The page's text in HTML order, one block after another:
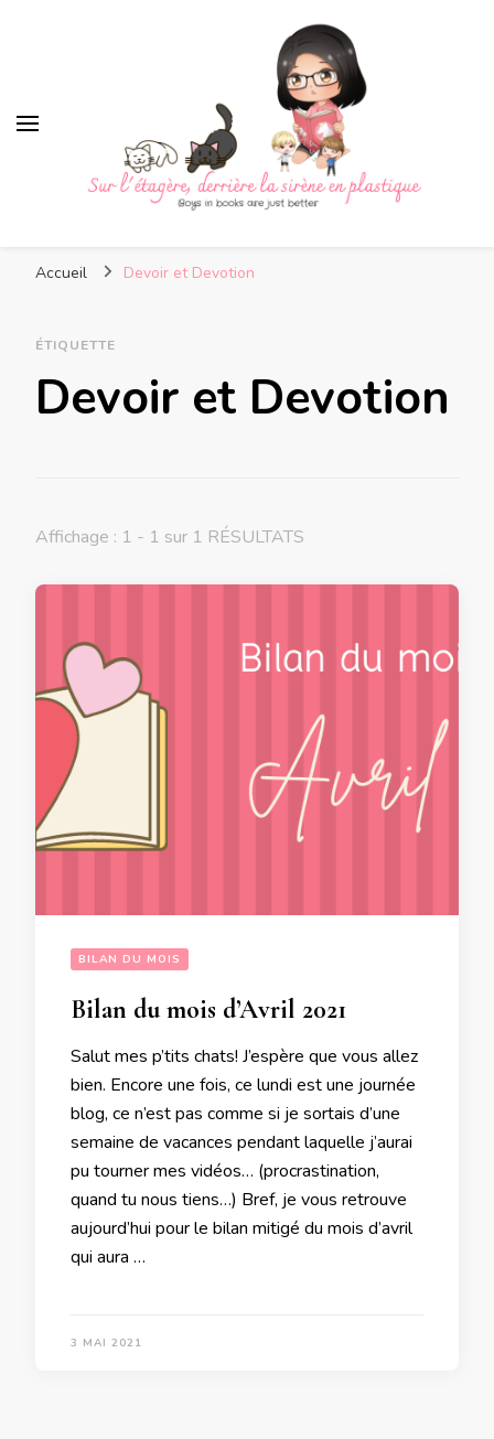
sirène en plastique
Accueil Devoir et Devotion
ÉTIQUETTE
Devoir et Devotion
Affichage : 1 - 1 sur 1 RÉSULTATS
BILAN DU MOIS
Bilan du mois d’Avril 2021
Salut mes p’tits chats! J’espère que vous allez
bien. Encore une fois, ce lundi est une journée
blog, ce n’est pas comme si je sortais d’une
semaine de vacances pendant laquelle j’aurai
pu tourner mes vidéos… (procrastination,
quand tu nous tiens…) Bref, je vous retrouve
aujourd’hui pour le bilan mitigé du mois d’avril
qui aura …
3 MAI 2021